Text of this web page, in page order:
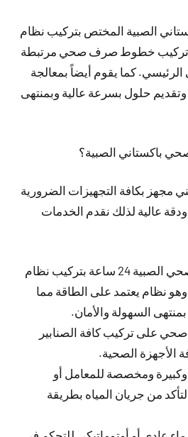
الصبية المختص بتركيب نظام
خطوط صرف صحي مرتبطة
كما يقوم أيضاً بمعالجة
حلول بسرعة عالية وبمنتهى
باكستاني الصبية؟
مجهز بكافة التجهيزات الضرورية
عالية لذلك نقدم الخدمات
نعمل من خلال فني صحي الصبية 24 ساعة بتركيب نظام
يعتمد على الطاقة مما
السهولة والأمان.
على تركيب كافة الصنابير
الأجهزة الصحية.
ومخصصة للمعامل أو
من جريان المياه بطريقة